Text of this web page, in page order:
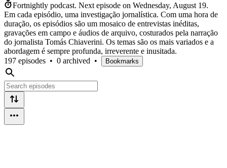
Fortnightly podcast. Next episode on Wednesday, August 19.
Em cada episódio, uma investigação jornalística. Com uma hora de
duração, os episódios são um mosaico de entrevistas inéditas,
gravações em campo e áudios de arquivo, costurados pela narração
do jornalista Tomás Chiaverini. Os temas são os mais variados e a
abordagem é sempre profunda, irreverente e inusitada.
197 episodes • 0 archived • Bookmarks